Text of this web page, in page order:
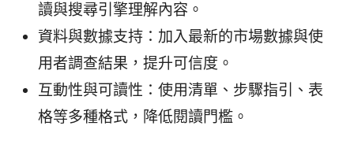
讀與搜尋引擎理解內容。
資料與數據支持：加入最新的市場數據與使
用者調查結果，提升可信度。
互動性與可讀性：使用清單、步驟指引、表
格等多種格式，降低閱讀門檻。